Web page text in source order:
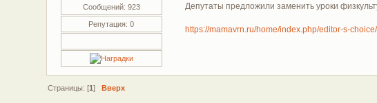
Сообщений: 923
Репутация: 0
Депутаты предложили заменить уроки
https://mamavrn.ru/home/index.php/editor-s-
Страницы: [1]Вверх